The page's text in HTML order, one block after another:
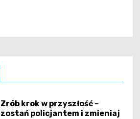
Zrób krok w przyszłość –
zostań policjantem i zmieniaj